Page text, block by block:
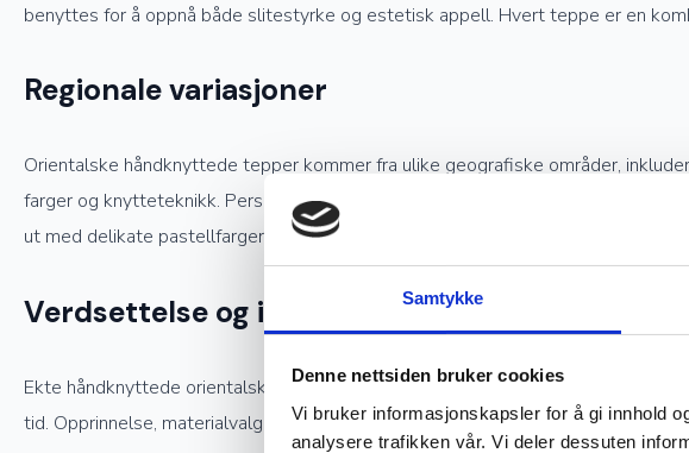
Samtykke
Denne nettsiden bruker cookies
Vi bruker informasjonskapsler for å gi innhold
analysere trafikken vår. Vi deler dessuten
benyttes for å oppnå både slitestyrke og estetisk appell. Hvert teppe er en
Regionale variasjoner
Orientalske håndknyttede tepper kommer fra ulike geografiske områder,
farger og knytteteknikk. Persiske tepper er ofte kjent for sine intrikate mønstre
ut med delikate pastellfarger og inspirasjon fra tradisjonell kinesisk kunst.
Verdsettelse og investering
Ekte håndknyttede orientalske tepper er ettertraktede samlerobjekter og kan
tid. Opprinnelse, materialvalg og knutetetthet spiller en stor rolle i vurderingen